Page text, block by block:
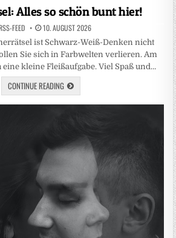
in
Alles so schön bunt hier!
FEED 10. AUGUST 2026
ist Schwarz-Weiß-Denken nicht
Sie sich in Farbwelten verlieren. Am
kleine Fleißaufgabe. Viel Spaß und…
CONTINUE READING